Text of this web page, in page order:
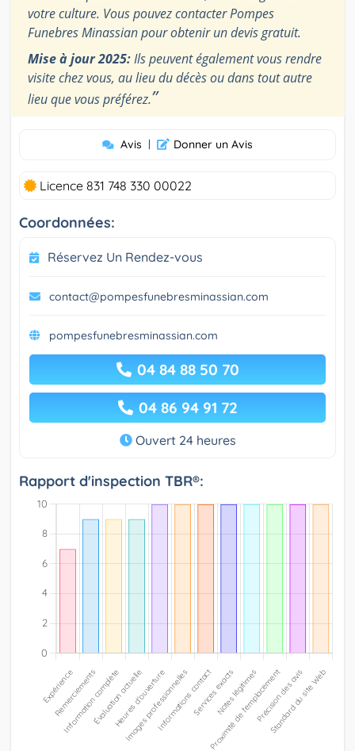
votre culture. Vous pouvez contacter Pompes
Funebres Minassian pour obtenir un devis gratuit.
Mise à jour 2025:Ils peuvent également vous rendre
visite chez vous, au lieu du décès ou dans tout autre
lieu que vous préférez.”
Avis | Donner un Avis
Licence 831 748 330 00022
Coordonnées:
Réservez Un Rendez-vous
contact@pompesfunebresminassian.com
pompesfunebresminassian.com
04 84 88 50 70
04 86 94 91 72
Ouvert 24 heures
Rapport d'inspection TBR®: